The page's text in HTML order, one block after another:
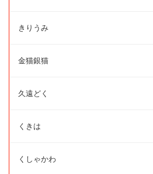
きりうみ
金猫銀猫
久遠どく
くきは
くしゃかわ